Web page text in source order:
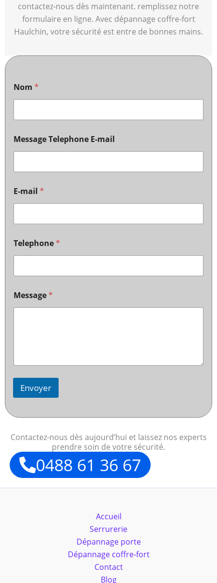
contactez-nous dès maintenant. remplissez notre
formulaire en ligne. Avec dépannage coffre-fort
Haulchin, votre sécurité est entre de bonnes mains.
Nom *
Message Telephone E-mail
E-mail *
Telephone*
Message*
Envoyer
Contactez-nous dès aujourd’hui et laissez nos experts
prendre soin de votre sécurité.
0488 61 36 67
Accueil
Serrurerie
Dépannage porte
Dépannage coffre-fort
Contact
Blog